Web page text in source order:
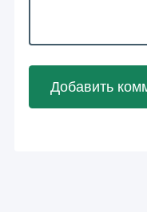
Добавить